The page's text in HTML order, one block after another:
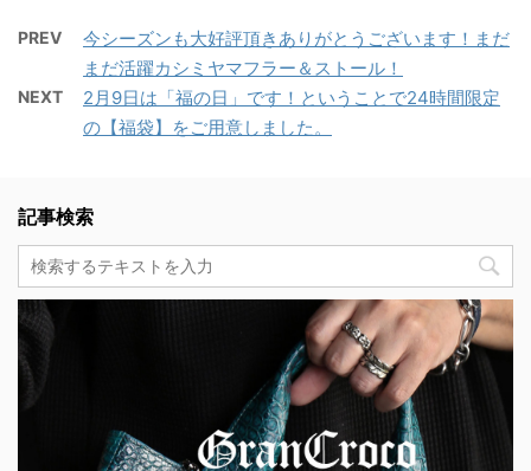
PREV
今シーズンも大好評頂きありがとうございます！まだ
まだ活躍カシミヤマフラー＆ストール！
NEXT
2月9日は「福の日」です！ということで24時間限定
の【福袋】をご用意しました。
記事検索